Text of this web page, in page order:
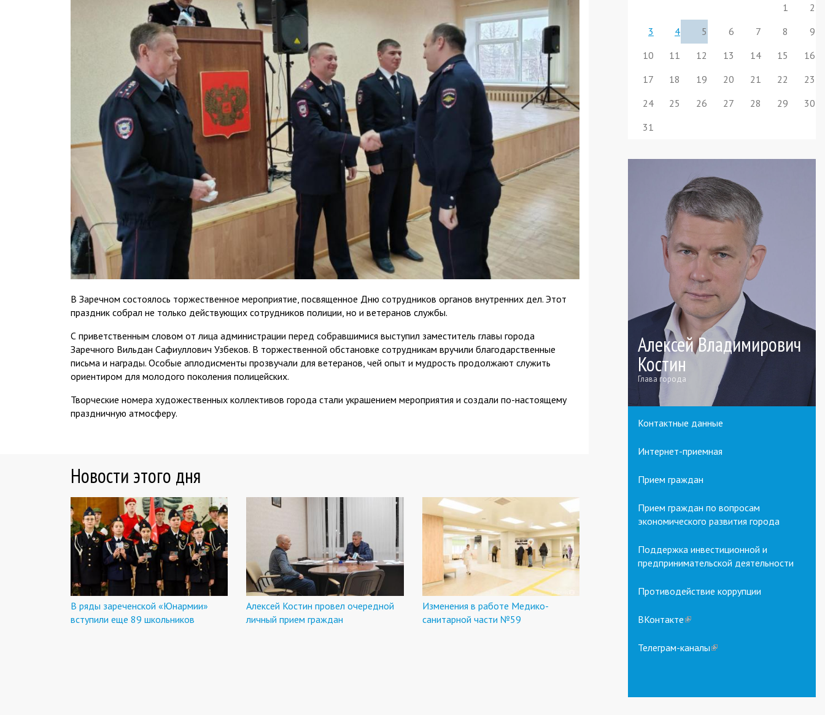
В Заречном состоялось торжественное мероприятие, посвященное Дню сотрудников органов внутренних дел. Этот
праздник собрал не только действующих сотрудников полиции, но и ветеранов службы.
⁣С приветственным словом от лица администрации перед собравшимися выступил заместитель главы города
Заречного Вильдан Сафиуллович Узбеков. В торжественной обстановке сотрудникам вручили благодарственные
письма и награды. Особые аплодисменты прозвучали для ветеранов, чей опыт и мудрость продолжают служить
ориентиром для молодого поколения полицейских.
⁣Творческие номера художественных коллективов города стали украшением мероприятия и создали по-настоящему
праздничную атмосферу.
Новости этого дня
В ряды зареченской «Юнармии»
вступили еще 89 школьников
Алексей Костин провел очередной
личный прием граждан
Изменения в работе Медико-
санитарной части №59
1
2
3
4 5 6 7 8
9
10
11 12 13 14 15
16
17
18 19 20 21 22
23
24
25 26 27 28 29
30
31
Алексей Владимирович
Костин
Глава города
Контактные данные
Интернет-приемная
Прием граждан
Прием граждан по вопросам
экономического развития города
Поддержка инвестиционной и
предпринимательской деятельности
Противодействие коррупции
ВКонтакте(link
external)
Телеграм-каналы(link